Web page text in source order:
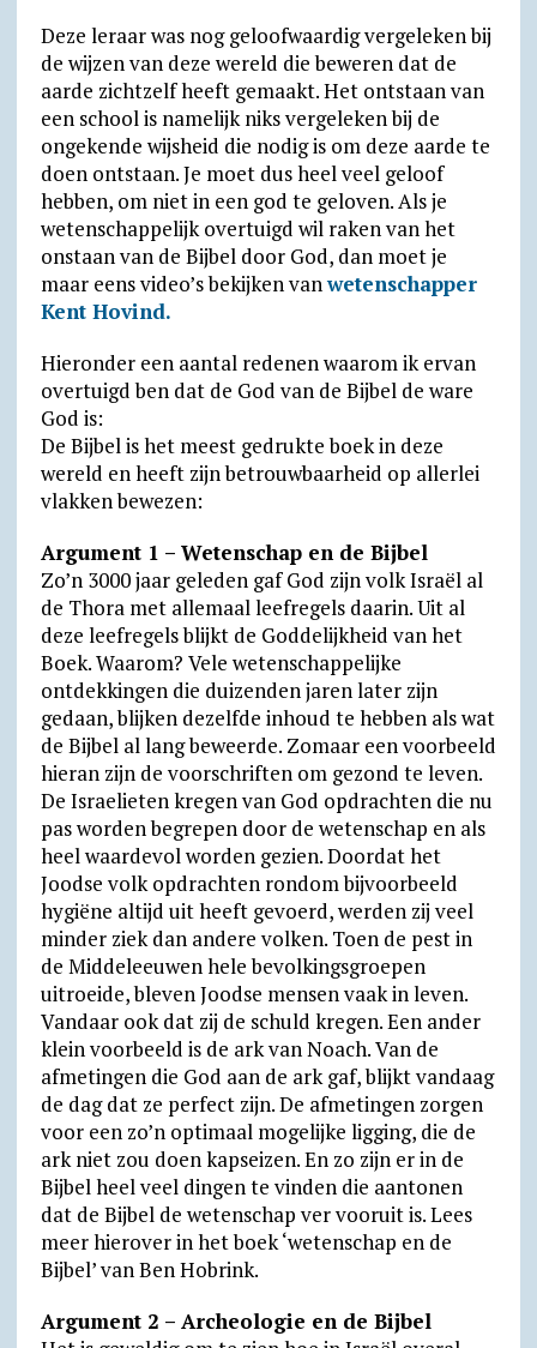
Deze leraar was nog geloofwaardig vergeleken bij
de wijzen van deze wereld die beweren dat de
aarde zichtzelf heeft gemaakt. Het ontstaan van
een school is namelijk niks vergeleken bij de
ongekende wijsheid die nodig is om deze aarde te
doen ontstaan. Je moet dus heel veel geloof
hebben, om niet in een god te geloven. Als je
wetenschappelijk overtuigd wil raken van het
onstaan van de Bijbel door God, dan moet je
maar eens video’s bekijken vanwetenschapper
Kent Hovind.
Hieronder een aantal redenen waarom ik ervan
overtuigd ben dat de God van de Bijbel de ware
God is:
De Bijbel is het meest gedrukte boek in deze
wereld en heeft zijn betrouwbaarheid op allerlei
vlakken bewezen:
Argument 1 – Wetenschap en de Bijbel
Zo’n 3000 jaar geleden gaf God zijn volk Israël al
de Thora met allemaal leefregels daarin. Uit al
deze leefregels blijkt de Goddelijkheid van het
Boek. Waarom? Vele wetenschappelijke
ontdekkingen die duizenden jaren later zijn
gedaan, blijken dezelfde inhoud te hebben als wat
de Bijbel al lang beweerde. Zomaar een voorbeeld
hieran zijn de voorschriften om gezond te leven.
De Israelieten kregen van God opdrachten die nu
pas worden begrepen door de wetenschap en als
heel waardevol worden gezien. Doordat het
Joodse volk opdrachten rondom bijvoorbeeld
hygiëne altijd uit heeft gevoerd, werden zij veel
minder ziek dan andere volken. Toen de pest in
de Middeleeuwen hele bevolkingsgroepen
uitroeide, bleven Joodse mensen vaak in leven.
Vandaar ook dat zij de schuld kregen. Een ander
klein voorbeeld is de ark van Noach. Van de
afmetingen die God aan de ark gaf, blijkt vandaag
de dag dat ze perfect zijn. De afmetingen zorgen
voor een zo’n optimaal mogelijke ligging, die de
ark niet zou doen kapseizen. En zo zijn er in de
Bijbel heel veel dingen te vinden die aantonen
dat de Bijbel de wetenschap ver vooruit is. Lees
meer hierover in het boek ‘wetenschap en de
Bijbel’ van Ben Hobrink.
Argument 2 – Archeologie en de Bijbel